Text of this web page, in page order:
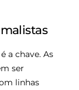
a chave. As
ser
linhas